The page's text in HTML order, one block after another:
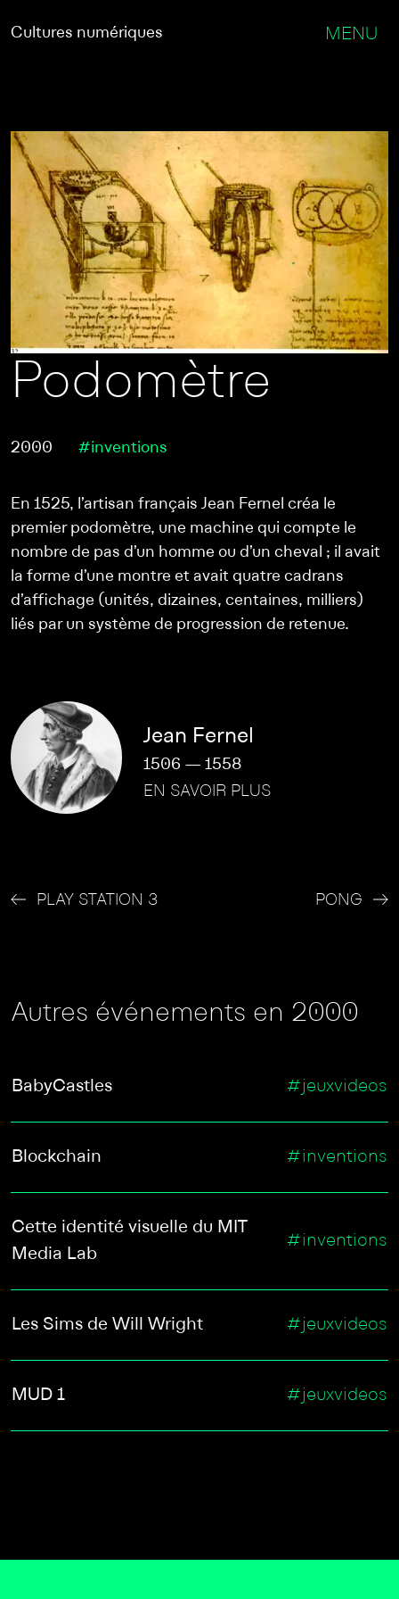
Cultures numériques MENU
Podomètre
2000 #inventions
En 1525, l’artisan français Jean Fernel créa le
premier podomètre, une machine qui compte le
nombre de pas d’un homme ou d’un cheval ; il avait
la forme d’une montre et avait quatre cadrans
d’affichage (unités, dizaines, centaines, milliers)
liés par un système de progression de retenue.
Jean Fernel
1506 — 1558
EN SAVOIR PLUS
PLAY STATION 3 PONG
Autres événements en 2000
BabyCastles #jeuxvideos
Blockchain #inventions
Cette identité visuelle du MIT
Media Lab
#inventions
Les Sims de Will Wright #jeuxvideos
MUD 1 #jeuxvideos